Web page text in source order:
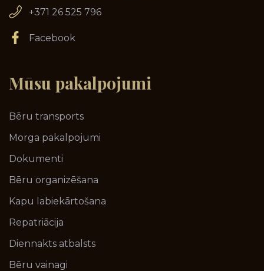
+371 26 525 796
Facebook
Mūsu pakalpojumi
Bēru transports
Morga pakalpojumi
Dokumenti
Bēru organizēšana
Kapu labiekārtošana
Repatriācija
Diennakts atbalsts
Bēru vainagi